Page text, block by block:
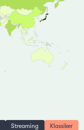
Streaming Klassiker